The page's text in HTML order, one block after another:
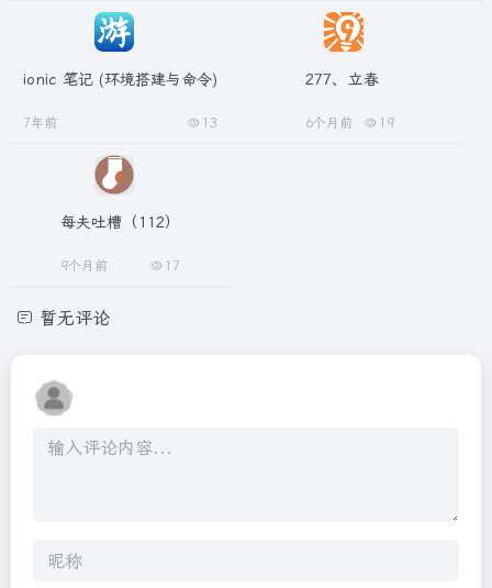
ionic 笔记 (环境搭建与命令)
7年前 13
277、立春
6个月前 19
每夫吐槽（112）
9个月前 17
暂无评论